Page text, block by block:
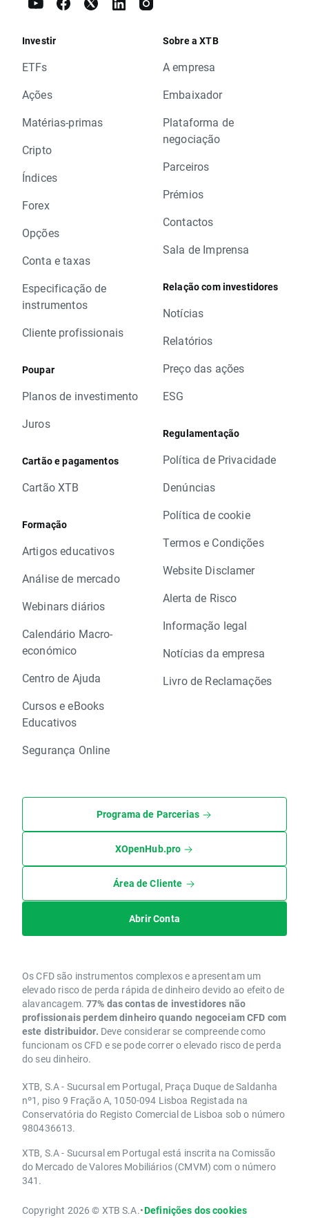
Investir
ETFs
Ações
Matérias-primas
Cripto
Índices
Forex
Opções
Conta e taxas
Especificação de
instrumentos
Cliente profissionais
Poupar
Planos de investimento
Juros
Cartão e pagamentos
Cartão XTB
Formação
Artigos educativos
Análise de mercado
Webinars diários
Calendário Macro-
económico
Centro de Ajuda
Cursos e eBooks
Educativos
Segurança Online
Sobre a XTB
A empresa
Embaixador
Plataforma de
negociação
Parceiros
Prémios
Contactos
Sala de Imprensa
Relação com investidores
Notícias
Relatórios
Preço das ações
ESG
Regulamentação
Política de Privacidade
Denúncias
Política de cookie
Termos e Condições
Website Disclamer
Alerta de Risco
Informação legal
Notícias da empresa
Livro de Reclamações
Programa de Parcerias
XOpenHub.pro
Área de Cliente
Abrir Conta
Os CFD são instrumentos complexos e apresentam um
elevado risco de perda rápida de dinheiro devido ao efeito de
alavancagem. 77% das contas de investidores não
profissionais perdem dinheiro quando negoceiam CFD com
este distribuidor. Deve considerar se compreende como
funcionam os CFD e se pode correr o elevado risco de perda
do seu dinheiro.
XTB, S.A - Sucursal em Portugal, Praça Duque de Saldanha
nº1, piso 9 Fração A, 1050-094 Lisboa Registada na
Conservatória do Registo Comercial de Lisboa sob o número
980436613.
XTB, S.A - Sucursal em Portugal está inscrita na Comissão
do Mercado de Valores Mobiliários (CMVM) com o número
341.
Copyright 2026 © XTB S.A.•Definições dos cookies